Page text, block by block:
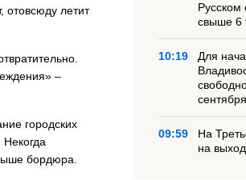
отовсюду летит
–
городских
бордюра.
Русском
свыше 6
10:19
Для
сентября
09:59
На
на